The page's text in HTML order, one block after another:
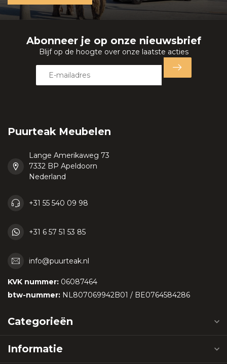
Abonneer je op onze nieuwsbrief
Blijf op de hoogte over onze laatste acties
Puurteak Meubelen
Lange Amerikaweg 73
7332 BP Apeldoorn
Nederland
+31 55 540 09 98
+31 6 57 51 53 85
info@puurteak.nl
KVK nummer: 06087464
btw-nummer: NL807069942B01 / BE0764584286
Categorieën
Informatie